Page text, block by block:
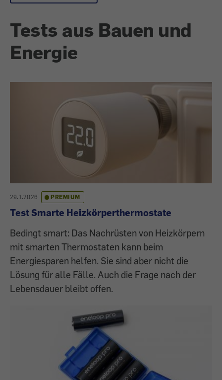
Tests aus Bauen und
Energie
29.1.2026 PREMIUM
Test Smarte Heizkörperthermostate
Bedingt smart: Das Nachrüsten von Heizkörpern
mit smarten Thermostaten kann beim
Energiesparen helfen. Sie sind aber nicht die
Lösung für alle Fälle. Auch die Frage nach der
Lebensdauer bleibt offen.